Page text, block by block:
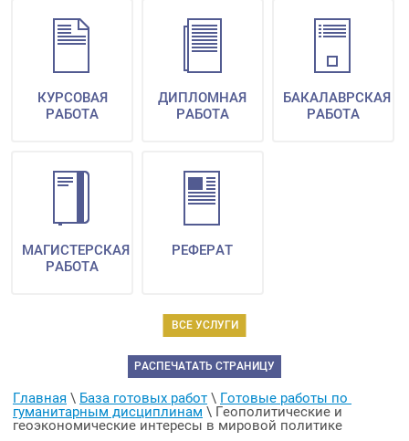
ВСЕ УСЛУГИ
КУРСОВАЯ
РАБОТА
ДИПЛОМНАЯ
РАБОТА
БАКАЛАВРСКАЯ
РАБОТА
МАГИСТЕРСКАЯ
РАБОТА
РЕФЕРАТ
РАСПЕЧАТАТЬ СТРАНИЦУ
Главная \ База готовых работ \ Готовые работы по
гуманитарным дисциплинам \ Геополитические и
геоэкономические интересы в мировой политике